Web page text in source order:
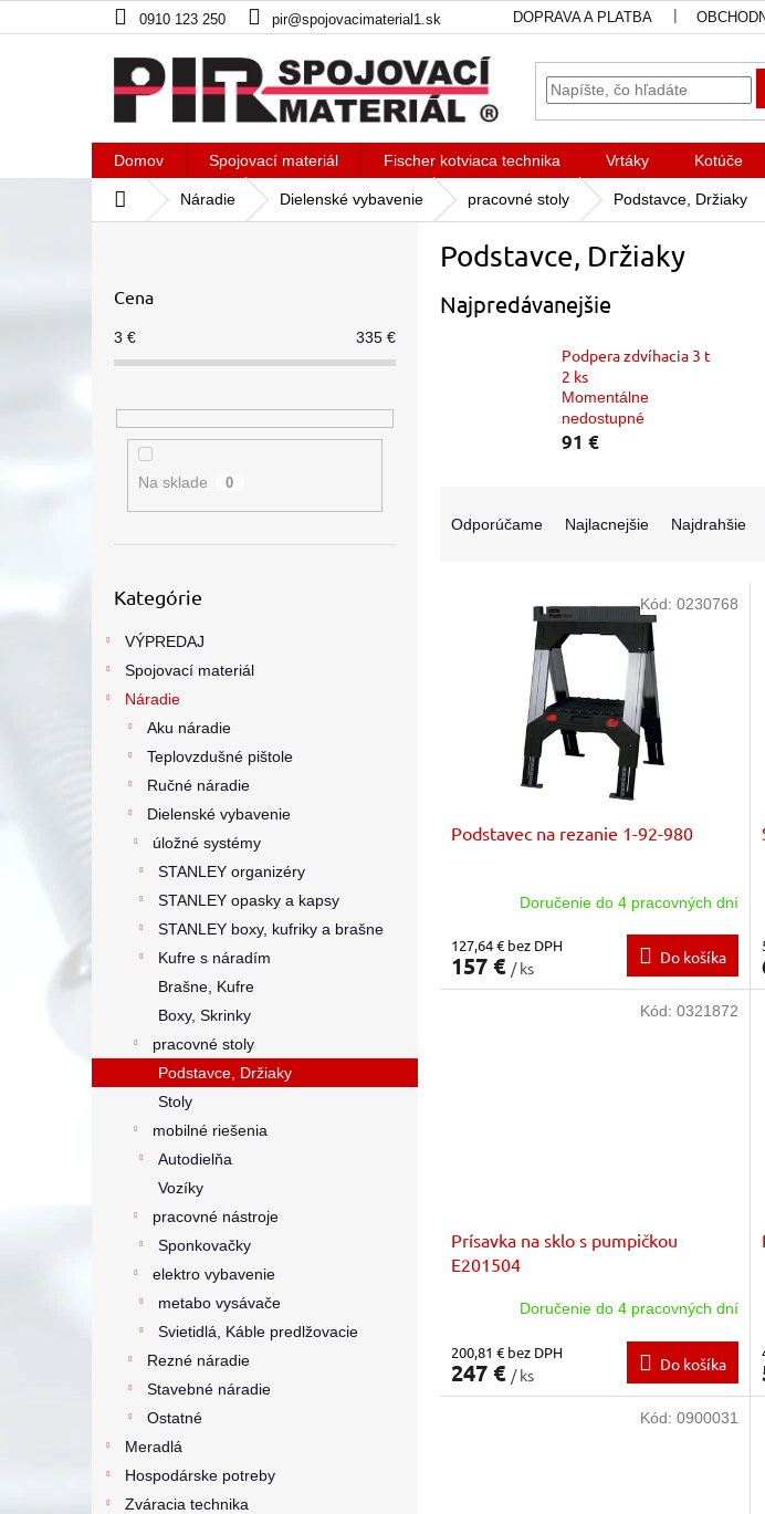
na
0910 123 250 pir@spojovacimaterial1.sk DOPRAVA A PLATBA
Domov Spojovací materiál Fischer kotviaca technika Vrtáky Kotúče
DomovNáradie Dielenské vybavenie pracovné stoly Podstavce, Držiaky
Cena
3 € 335 €
Na sklade 0
kategórie
Kategórie
VÝPREDAJ
Spojovací materiál
Náradie
Aku náradie
Teplovzdušné pištole
Ručné náradie
Dielenské vybavenie
úložné systémy
STANLEY organizéry
STANLEY opasky a kapsy
STANLEY boxy, kufriky a brašne
Kufre s náradím
Brašne, Kufre
Boxy, Skrinky
pracovné stoly
Podstavce, Držiaky
Stoly
mobilné riešenia
Autodielňa
Vozíky
pracovné nástroje
Sponkovačky
elektro vybavenie
metabo vysávače
Svietidlá, Káble predlžovacie
Rezné náradie
Stavebné náradie
Ostatné
Meradlá
Hospodárske potreby
Zváracia technika
Podstavce, Držiaky
Najpredávanejšie
Podpera zdvíhacia 3 t
2 ks
Momentálne
nedostupné
91 €
Odporúčame Najlacnejšie Najdrahšie
Podstavec na rezanie 1-92-980
Doručenie do 4 pracovných dní
127,64 € bez DPH
157 € / ks
Do košíka
Kód: 0230768
Prísavka na sklo s pumpičkou
E201504
Doručenie do 4 pracovných dní
200,81 € bez DPH
247 € / ks
Do košíka
Kód: 0321872
Kód: 0900031